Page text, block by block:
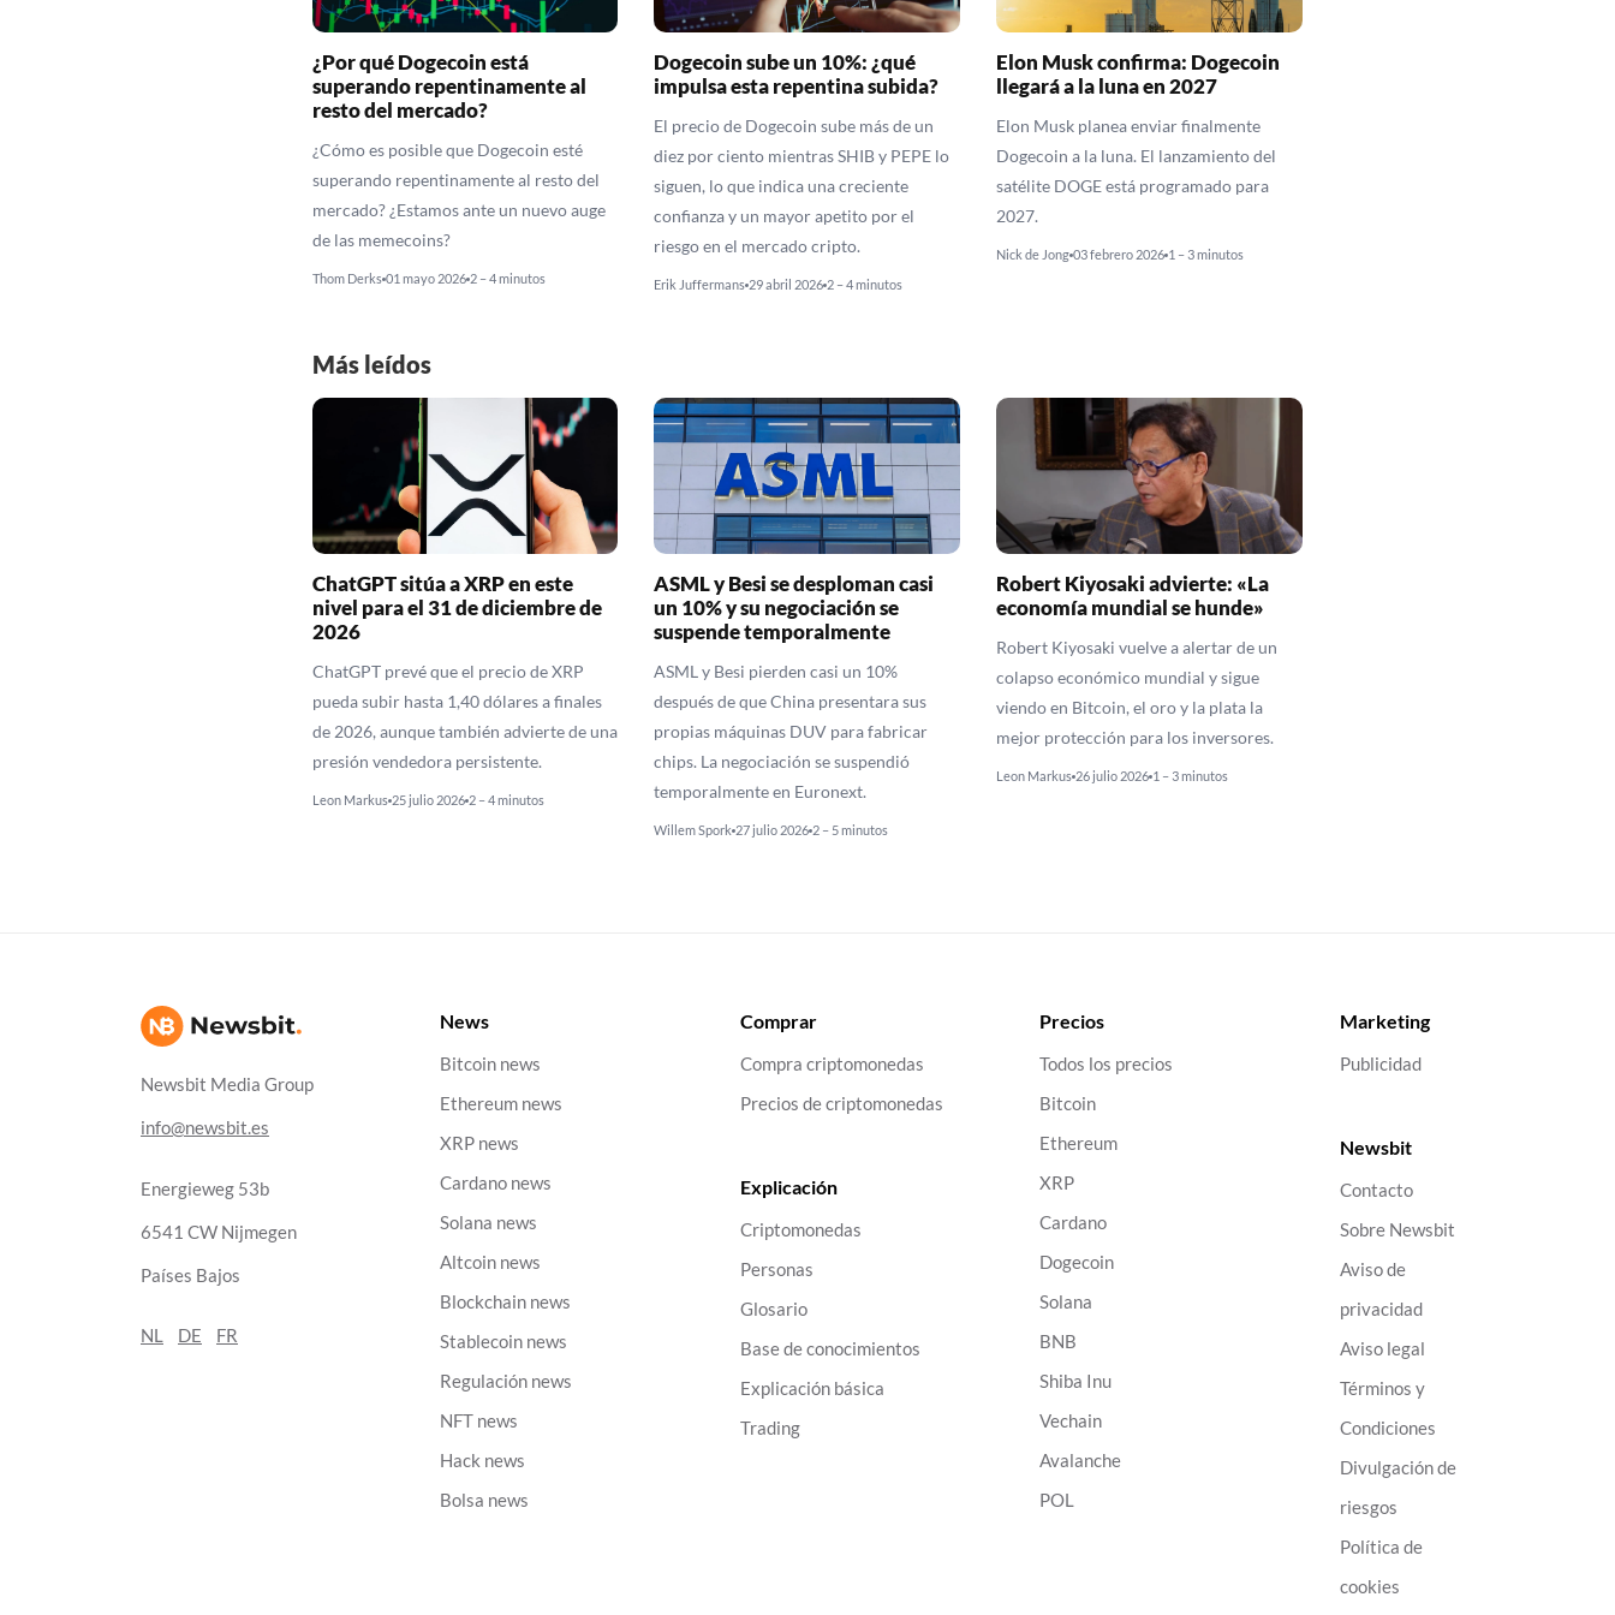
¿Por qué Dogecoin está
superando repentinamente al
resto del mercado?
¿Cómo es posible que Dogecoin esté
superando repentinamente al resto del
mercado? ¿Estamos ante un nuevo auge
de las memecoins?
Thom Derks 01 mayo 2026 2 – 4 minutos
Dogecoin sube un 10%: ¿qué
impulsa esta repentina subida?
El precio de Dogecoin sube más de un
diez por ciento mientras SHIB y PEPE lo
siguen, lo que indica una creciente
confianza y un mayor apetito por el
riesgo en el mercado cripto.
Erik Juffermans 29 abril 2026 2 – 4 minutos
Elon Musk confirma: Dogecoin
llegará a la luna en 2027
Elon Musk planea enviar finalmente
Dogecoin a la luna. El lanzamiento del
satélite DOGE está programado para
2027.
Nick de Jong 03 febrero 2026 1 – 3 minutos
Más leídos
ChatGPT sitúa a XRP en este
nivel para el 31 de diciembre de
2026
ChatGPT prevé que el precio de XRP
pueda subir hasta 1,40 dólares a finales
de 2026, aunque también advierte de una
presión vendedora persistente.
Leon Markus 25 julio 2026 2 – 4 minutos
ASML y Besi se desploman casi
un 10% y su negociación se
suspende temporalmente
ASML y Besi pierden casi un 10%
después de que China presentara sus
propias máquinas DUV para fabricar
chips. La negociación se suspendió
temporalmente en Euronext.
Willem Spork 27 julio 2026 2 – 5 minutos
Robert Kiyosaki advierte: «La
economía mundial se hunde»
Robert Kiyosaki vuelve a alertar de un
colapso económico mundial y sigue
viendo en Bitcoin, el oro y la plata la
mejor protección para los inversores.
Leon Markus 26 julio 2026 1 – 3 minutos
Newsbit Media Group
info@newsbit.es
Energieweg 53b
6541 CW Nijmegen
Países Bajos
NL DE FR
News
Bitcoin news
Ethereum news
XRP news
Cardano news
Solana news
Altcoin news
Blockchain news
Stablecoin news
Regulación news
NFT news
Hack news
Bolsa news
Comprar
Compra criptomonedas
Precios de criptomonedas
Explicación
Criptomonedas
Personas
Glosario
Base de conocimientos
Explicación básica
Trading
Precios
Todos los precios
Bitcoin
Ethereum
XRP
Cardano
Dogecoin
Solana
BNB
Shiba Inu
Vechain
Avalanche
POL
Marketing
Publicidad
Newsbit
Contacto
Sobre Newsbit
Aviso de
privacidad
Aviso legal
Términos y
Condiciones
Divulgación de
riesgos
Política de
cookies